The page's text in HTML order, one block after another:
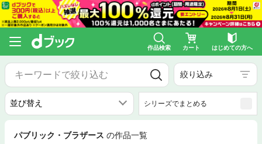
作品検索 カート はじめての方へ
絞り込み
シリーズでまとめる
パブリック・ブラザース の作品一覧